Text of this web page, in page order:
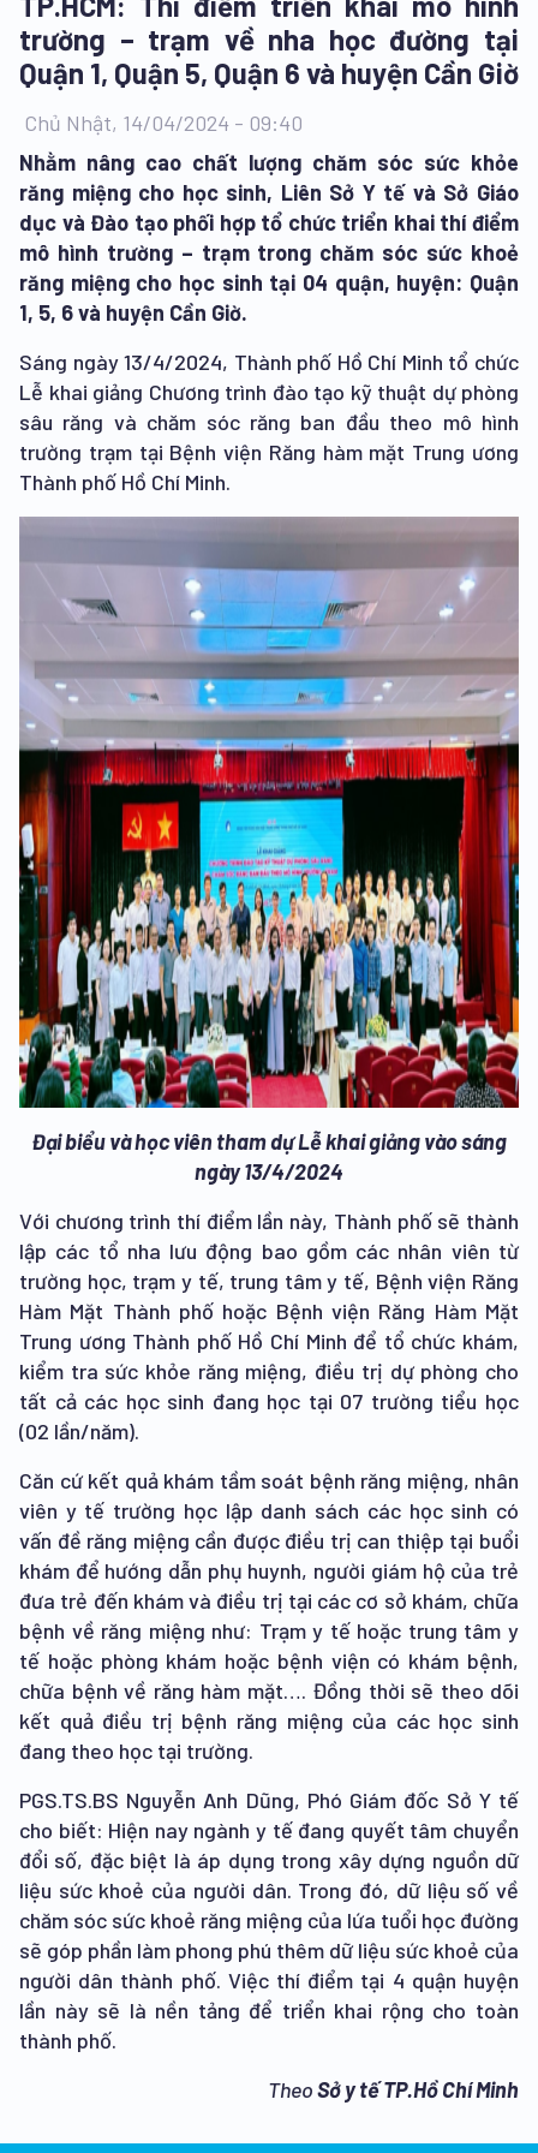
trường – trạm về nha học đường tại
Quận 1, Quận 5, Quận 6 và huyện Cần Giờ
Chủ Nhật, 14/04/2024 - 09:40
Nhằm nâng cao chất lượng chăm sóc sức khỏe
răng miệng cho học sinh, Liên Sở Y tế và Sở Giáo
dục và Đào tạo phối hợp tổ chức triển khai thí điểm
mô hình trường – trạm trong chăm sóc sức khoẻ
răng miệng cho học sinh tại 04 quận, huyện: Quận
1, 5, 6 và huyện Cần Giờ.
Sáng ngày 13/4/2024, Thành phố Hồ Chí Minh tổ chức
Lễ khai giảng Chương trình đào tạo kỹ thuật dự phòng
sâu răng và chăm sóc răng ban đầu theo mô hình
trường trạm tại Bệnh viện Răng hàm mặt Trung ương
Thành phố Hồ Chí Minh.
Đại biểu và học viên tham dự Lễ khai giảng vào sáng
ngày 13/4/2024
Với chương trình thí điểm lần này, Thành phố sẽ thành
lập các tổ nha lưu động bao gồm các nhân viên từ
trường học, trạm y tế, trung tâm y tế, Bệnh viện Răng
Hàm Mặt Thành phố hoặc Bệnh viện Răng Hàm Mặt
Trung ương Thành phố Hồ Chí Minh để tổ chức khám,
kiểm tra sức khỏe răng miệng, điều trị dự phòng cho
tất cả các học sinh đang học tại 07 trường tiểu học
(02 lần/năm).
Căn cứ kết quả khám tầm soát bệnh răng miệng, nhân
viên y tế trường học lập danh sách các học sinh có
vấn đề răng miệng cần được điều trị can thiệp tại buổi
khám để hướng dẫn phụ huynh, người giám hộ của trẻ
đưa trẻ đến khám và điều trị tại các cơ sở khám, chữa
bệnh về răng miệng như: Trạm y tế hoặc trung tâm y
tế hoặc phòng khám hoặc bệnh viện có khám bệnh,
chữa bệnh về răng hàm mặt…. Đồng thời sẽ theo dõi
kết quả điều trị bệnh răng miệng của các học sinh
đang theo học tại trường.
PGS.TS.BS Nguyễn Anh Dũng, Phó Giám đốc Sở Y tế
cho biết: Hiện nay ngành y tế đang quyết tâm chuyển
đổi số, đặc biệt là áp dụng trong xây dựng nguồn dữ
liệu sức khoẻ của người dân. Trong đó, dữ liệu số về
chăm sóc sức khoẻ răng miệng của lứa tuổi học đường
sẽ góp phần làm phong phú thêm dữ liệu sức khoẻ của
người dân thành phố. Việc thí điểm tại 4 quận huyện
lần này sẽ là nền tảng để triển khai rộng cho toàn
thành phố.
TheoSở y tế TP.Hồ Chí Minh